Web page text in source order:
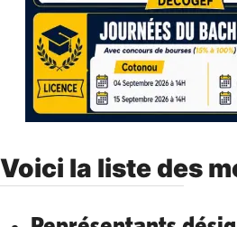
Voici la liste des